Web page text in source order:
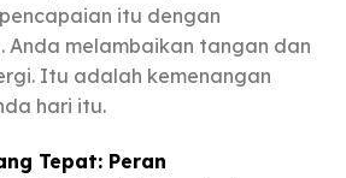
itu dengan
Anda melambaikan tangan dan
Itu adalah kemenangan
hari itu.
Tepat: Peran